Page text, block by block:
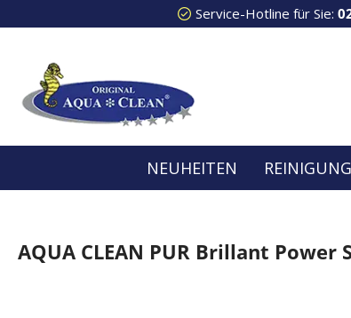
Zur Hauptnavigation springenService-Hotline für Sie:
NEUHEITEN
AQUA CLEAN PUR Brillant